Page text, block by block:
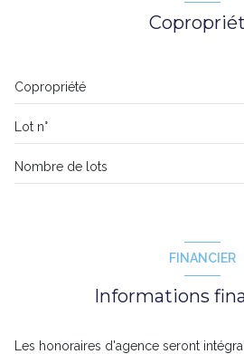
Copropriété
Lot n°
Nombre de lots
FINANCIER
Informations
Les honoraires d'agence seront